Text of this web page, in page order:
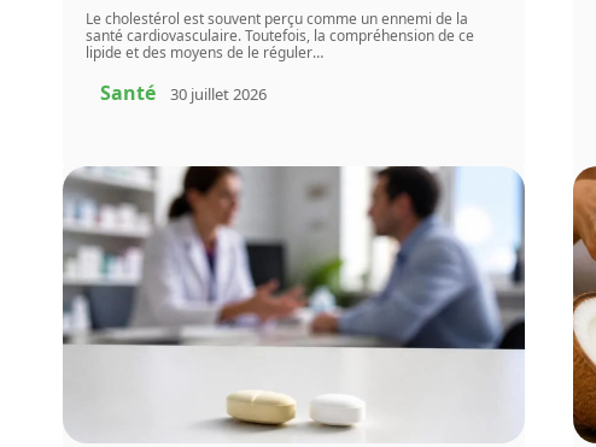
Le cholestérol est souvent perçu comme un ennemi de la
santé cardiovasculaire. Toutefois, la compréhension de ce
lipide et des moyens de le réguler…
Santé 30 juillet 2026